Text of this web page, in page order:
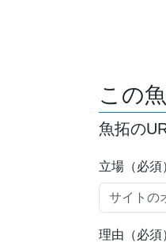
この
魚拓の
立場（必須
理由（必須